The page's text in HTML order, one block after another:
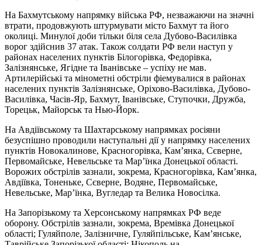
На Бахмутському напрямку війська РФ, незважаючи на значні
втрати, продовжують штурмувати місто Бахмут та його
околиці. Минулої доби тільки біля села Дубово-Василівка
ворог здійснив 37 атак. Також солдати РФ вели наступ у
районах населених пунктів Білогорівка, Федорівка,
Залізнянське, Ягідне та Іванівське – успіху не мав.
Артилерійські та мінометні обстріли фіемувалися в районах
населених пунктів Залізнянське, Оріхово-Василівка, Дубово-
Василівка, Часів-Яр, Бахмут, Іванівське, Ступочки, Дружба,
Торецьк, Майорськ та Нью-Йорк.
На Авдіївському та Шахтарському напрямках росіяни
безуспішно проводили наступальні дії у напрямку населених
пунктів Новокалинове, Красногорівка, Кам’янка, Сєверне,
Первомайське, Невельське та Мар’їнка Донецької області.
Ворожих обстрілів зазнали, зокрема, Красногорівка, Кам’янка,
Авдіївка, Тоненьке, Сєверне, Водяне, Первомайське,
Невельське, Мар’їнка, Вугледар та Велика Новосілка.
На Запорізькому та Херсонському напрямках РФ веде
оборону. Обстрілів зазнали, зокрема, Времівка Донецької
області; Гуляйполе, Залізничне, Гуляйпільське, Кам’янське,